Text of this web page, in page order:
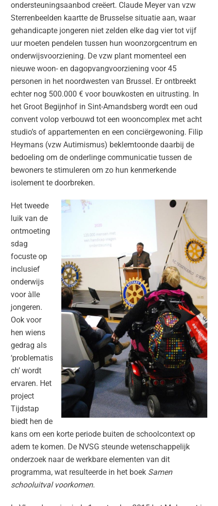
ondersteuningsaanbod creëert. Claude Meyer van vzw
Sterrenbeelden kaartte de Brusselse situatie aan, waar
gehandicapte jongeren niet zelden elke dag vier tot vijf
uur moeten pendelen tussen hun woonzorgcentrum en
onderwijsvoorziening. De vzw plant momenteel een
nieuwe woon- en dagopvangvoorziening voor 45
personen in het noordwesten van Brussel. Er ontbreekt
echter nog 500.000 € voor bouwkosten en uitrusting. In
het Groot Begijnhof in Sint-Amandsberg wordt een oud
convent volop verbouwd tot een wooncomplex met acht
studio’s of appartementen en een conciërgewoning. Filip
Heymans (vzw Autimismus) beklemtoonde daarbij de
bedoeling om de onderlinge communicatie tussen de
bewoners te stimuleren om zo hun kenmerkende
isolement te doorbreken.
Het tweede
luik van de
ontmoeting
sdag
focuste op
inclusief
onderwijs
voor àlle
jongeren.
Ook voor
hen wiens
gedrag als
‘problematis
ch’ wordt
ervaren. Het
project
Tijdstap
biedt hen de
kans om een korte periode buiten de schoolcontext op
adem te komen. De NVSG steunde wetenschappelijk
onderzoek naar de werkbare elementen van dit
programma, wat resulteerde in het boek Samen
schooluitval voorkomen.